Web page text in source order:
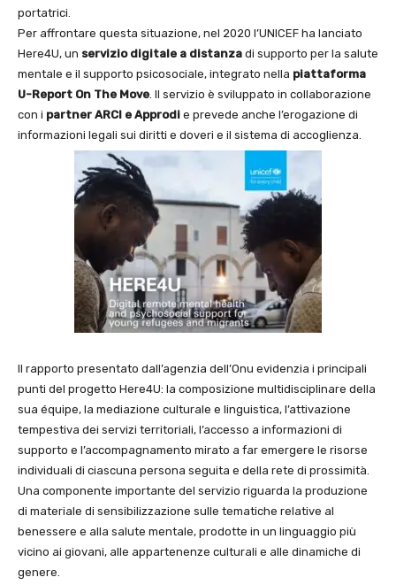
portatrici.
Per affrontare questa situazione, nel 2020 l’UNICEF ha lanciato
Here4U, un servizio digitale a distanza di supporto per la salute
mentale e il supporto psicosociale, integrato nella piattaforma
U-Report On The Move. Il servizio è sviluppato in collaborazione
con i partner ARCI e Approdi e prevede anche l’erogazione di
informazioni legali sui diritti e doveri e il sistema di accoglienza.
Il rapporto presentato dall’agenzia dell’Onu evidenzia i principali
punti del progetto Here4U: la composizione multidisciplinare della
sua équipe, la mediazione culturale e linguistica, l’attivazione
tempestiva dei servizi territoriali, l’accesso a informazioni di
supporto e l’accompagnamento mirato a far emergere le risorse
individuali di ciascuna persona seguita e della rete di prossimità.
Una componente importante del servizio riguarda la produzione
di materiale di sensibilizzazione sulle tematiche relative al
benessere e alla salute mentale, prodotte in un linguaggio più
vicino ai giovani, alle appartenenze culturali e alle dinamiche di
genere.